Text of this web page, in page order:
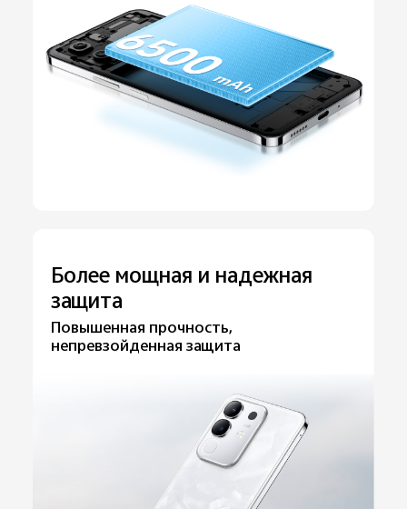
Более мощная и надежная
защита
Повышенная прочность,
непревзойденная защита